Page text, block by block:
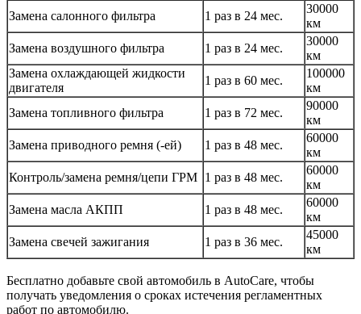
Замена салонного фильтра
1 раз в 24 мес.
30000
км
Замена воздушного фильтра
1 раз в 24 мес.
30000
км
Замена охлаждающей жидкости
двигателя
1 раз в 60 мес.
100000
км
Замена топливного фильтра
1 раз в 72 мес.
90000
км
Замена приводного ремня (-ей)
1 раз в 48 мес.
60000
км
Контроль/замена ремня/цепи ГРМ 1 раз в 48 мес.
60000
км
Замена масла АКПП
1 раз в 48 мес.
60000
км
Замена свечей зажигания
1 раз в 36 мес.
45000
км
Бесплатно добавьте свой автомобиль в AutoCare, чтобы
получать уведомления о сроках истечения регламентных
работ по автомобилю.